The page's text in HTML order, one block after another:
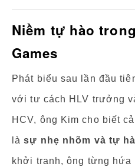
Niềm tự hào
Games
Phát biểu sau lần đầu
với tư cách HLV trưởng
HCV, ông Kim cho biết
làsự nhẹ nhõm và tự
khởi tranh, ông từng hứa